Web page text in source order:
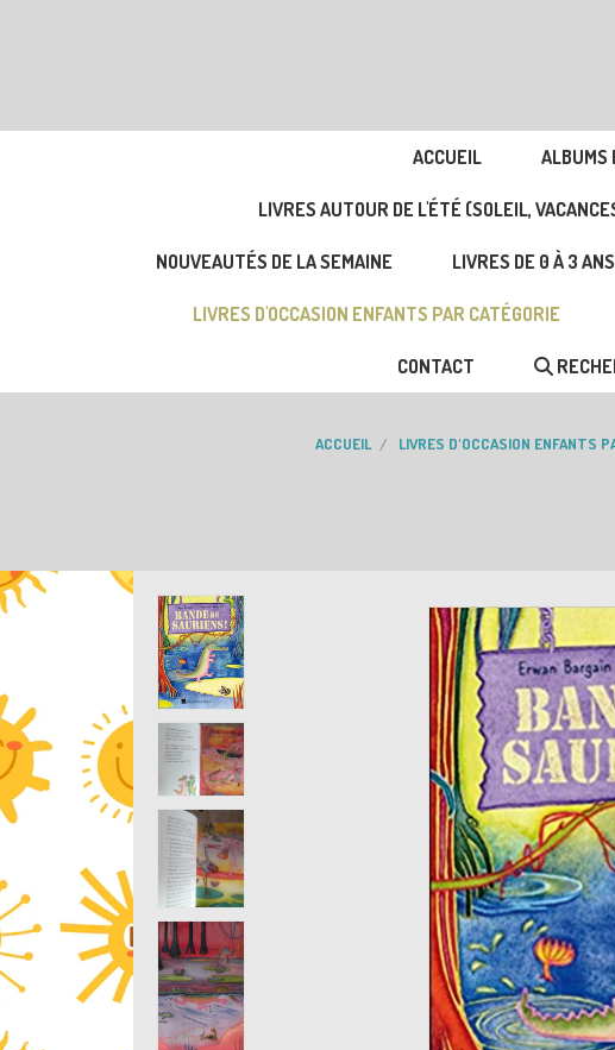
ACCUEIL ALBUMS
LIVRES AUTOUR DE L'ÉTÉ (SOLEIL,
NOUVEAUTÉS DE LA SEMAINE LIVRES DE 0 À 3 ANS
LIVRES D'OCCASION ENFANTS PAR CATÉGORIE
CONTACT
ACCUEIL LIVRES D'OCCASION ENFANTS